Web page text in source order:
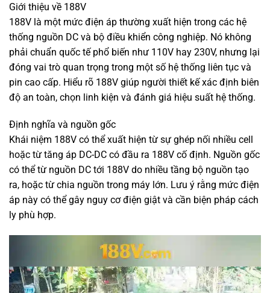
Giới thiệu về 188V
188V là một mức điện áp thường xuất hiện trong các hệ
thống nguồn DC và bộ điều khiển công nghiệp. Nó không
phải chuẩn quốc tế phổ biến như 110V hay 230V, nhưng lại
đóng vai trò quan trọng trong một số hệ thống liên tục và
pin cao cấp. Hiểu rõ 188V giúp người thiết kế xác định biên
độ an toàn, chọn linh kiện và đánh giá hiệu suất hệ thống.
Định nghĩa và nguồn gốc
Khái niệm 188V có thể xuất hiện từ sự ghép nối nhiều cell
hoặc từ tăng áp DC-DC có đầu ra 188V cố định. Nguồn gốc
có thể từ nguồn DC tới 188V do nhiều tầng bộ nguồn tạo
ra, hoặc từ chia nguồn trong máy lớn. Lưu ý rằng mức điện
áp này có thể gây nguy cơ điện giật và cần biện pháp cách
ly phù hợp.